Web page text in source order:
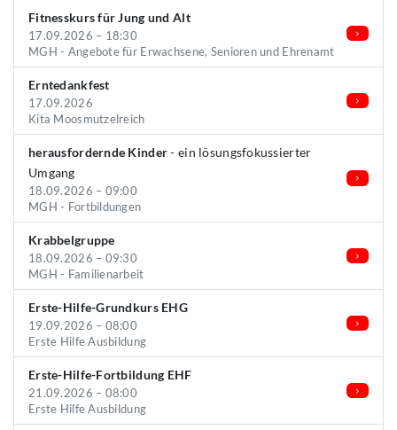
Fitnesskurs für Jung und Alt
17.09.2026 – 18:30
MGH - Angebote für Erwachsene, Senioren und Ehrenamt
Erntedankfest
17.09.2026
Kita Moosmutzelreich
herausfordernde Kinder- ein lösungsfokussierter
Umgang
18.09.2026 – 09:00
MGH - Fortbildungen
Krabbelgruppe
18.09.2026 – 09:30
MGH - Familienarbeit
Erste-Hilfe-Grundkurs EHG
19.09.2026 – 08:00
Erste Hilfe Ausbildung
Erste-Hilfe-Fortbildung EHF
21.09.2026 – 08:00
Erste Hilfe Ausbildung